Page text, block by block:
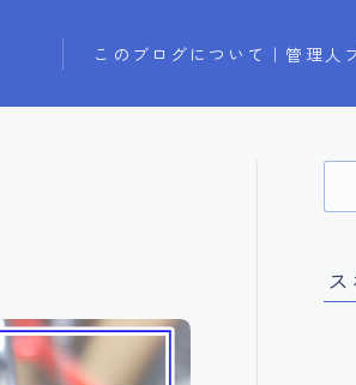
このブログについて｜管理人